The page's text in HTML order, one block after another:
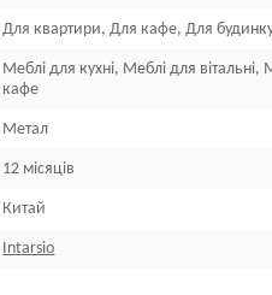
Для квартири, Для кафе, Для
Меблі для кухні, Меблі для вітальні,
кафе
Метал
12 місяців
Китай
Intarsio